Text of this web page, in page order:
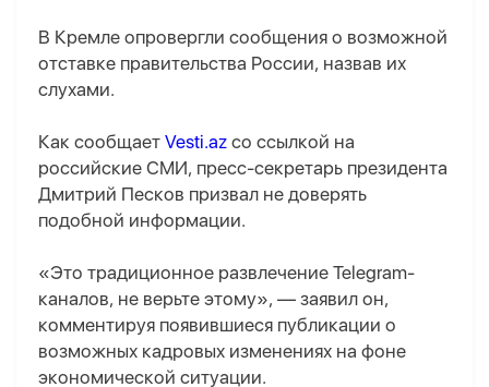
В Кремле опровергли сообщения о возможной
отставке правительства России, назвав их
слухами.
Как сообщает Vesti.az со ссылкой на
российские СМИ, пресс-секретарь президента
Дмитрий Песков призвал не доверять
подобной информации.
«Это традиционное развлечение Telegram-
каналов, не верьте этому», — заявил он,
комментируя появившиеся публикации о
возможных кадровых изменениях на фоне
экономической ситуации.